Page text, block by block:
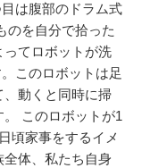
は腹部のドラム式
のを自分で拾った
ってロボットが洗
このロボットは足
動くと同時に掃
このロボットが1
頃家事をするイメ
体、私たち自身